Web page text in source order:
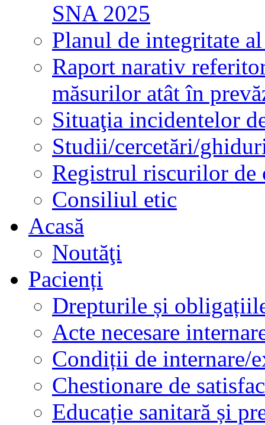
SNA 2025
Planul de integritate
Raport narativ
măsurilor atât în
Situaţia incidentelor
Studii/cercetări/
Registrul riscurilor de
Consiliul etic
Acasă
Noutăţi
Pacienți
Drepturile și
Acte necesare
Condiții de internare/
Chestionare de
Educație sanitară și